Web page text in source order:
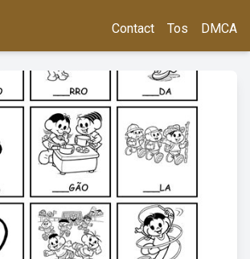
Contact Tos DMCA